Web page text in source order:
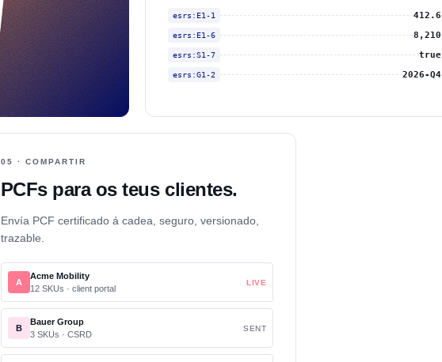
esrs:E1-1 412.6
esrs:E1-6 8,210
esrs:S1-7 true
esrs:G1-2 2026-Q4
05 · COMPARTIR
PCFs para os teus clientes.
Envía PCF certificado á cadea, seguro, versionado,
trazable.
A
Acme Mobility
12 SKUs · client portal
LIVE
B
Bauer Group
3 SKUs · CSRD
SENT